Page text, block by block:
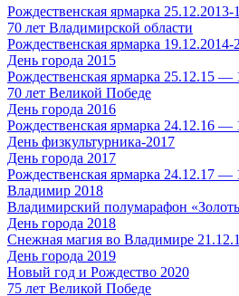
Рождественская ярмарка 25.12.2013-
70 лет Владимирской области
Рождественская ярмарка 19.12.2014-
День города 2015
Рождественская ярмарка 25.12.15 —
70 лет Великой Победе
День города 2016
Рождественская ярмарка 24.12.16 —
День физкультурника-2017
День города 2017
Рождественская ярмарка 24.12.17 —
Владимир 2018
Владимирский полумарафон
День города 2018
Снежная магия во Владимире
День города 2019
Новый год и Рождество 2020
75 лет Великой Победе